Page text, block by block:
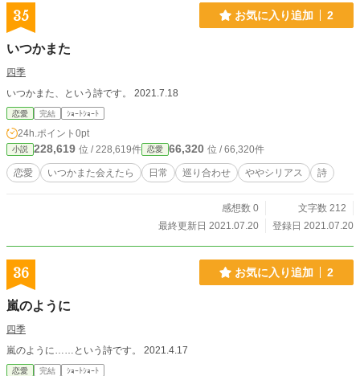
35 お気に入り追加 2
いつかまた
四季
いつかまた、という詩です。 2021.7.18
恋愛 完結 ｼｮｰﾄｼｮｰﾄ
24h.ポイント 0pt
小説 228,619 位 / 228,619件 恋愛 66,320 位 / 66,320件
恋愛 いつかまた会えたら 日常 巡り合わせ ややシリアス 詩
感想数 0
文字数 212
最終更新日 2021.07.20
登録日 2021.07.20
36 お気に入り追加 2
嵐のように
四季
嵐のように……という詩です。 2021.4.17
恋愛 完結 ｼｮｰﾄｼｮｰﾄ